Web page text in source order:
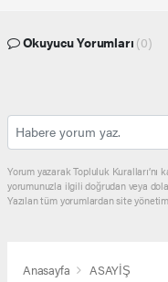
Okuyucu Yorumları (0)
Yorum yazarak Topluluk Kuralları’nı
yorumunuzla ilgili doğrudan veya
Yazılan tüm yorumlardan site
Anasayfa ASAYİŞ